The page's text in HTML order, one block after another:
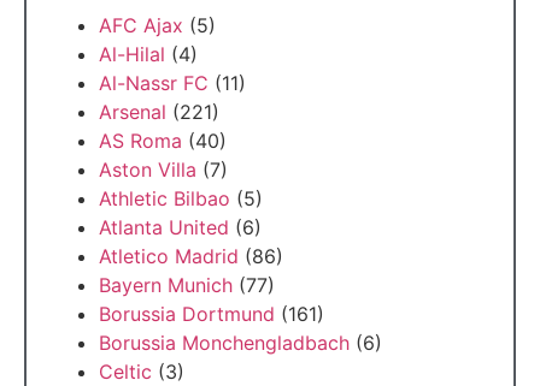
AFC Ajax (5)
Al-Hilal (4)
Al-Nassr FC (11)
Arsenal (221)
AS Roma (40)
Aston Villa (7)
Athletic Bilbao (5)
Atlanta United (6)
Atletico Madrid (86)
Bayern Munich (77)
Borussia Dortmund (161)
Borussia Monchengladbach (6)
Celtic (3)